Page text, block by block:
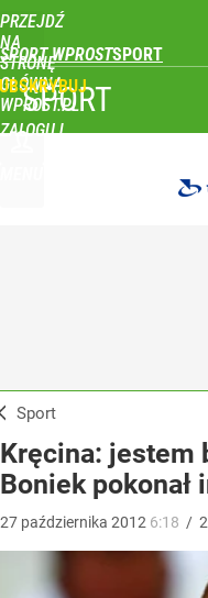
PRZEJDŹ
NA
STRONĘ
GŁÓWNĄ
WPROST.PL
SPORT WPROST
ZALOGUJ
SPORT
Sport
Kręcina: jestem
Boniek pokonał
27 października 2012 6:18 /